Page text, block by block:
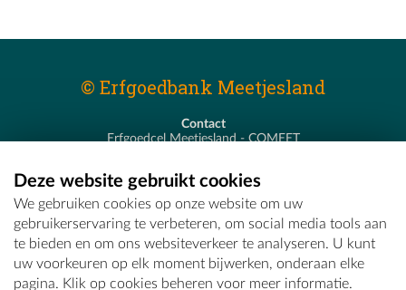
© Erfgoedbank Meetjesland
Contact
Erfgoedcel Meetjesland - COMEET
T - 09 373 75 96
E -erfgoedcel@comeet.be
Deze website gebruikt cookies
We gebruiken cookies op onze website om uw
gebruikerservaring te verbeteren, om social media tools aan
te bieden en om ons websiteverkeer te analyseren. U kunt
uw voorkeuren op elk moment bijwerken, onderaan elke
pagina. Klik op cookies beheren voor meer informatie.